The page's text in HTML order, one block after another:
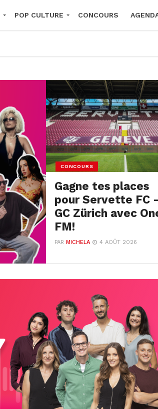
POP CULTURE CONCOURS
CONCOURS
Gagne tes places
pour Servette FC
GC Zürich avec
FM!
PARMICHELA 4 AOÛT 2026